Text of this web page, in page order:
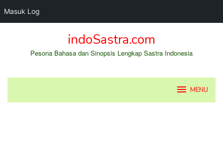
Masuk Log
indoSastra.com
Pesona Bahasa dan Sinopsis Lengkap Sastra Indonesia
MENU